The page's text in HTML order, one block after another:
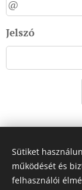
Jelszó
Sütiket
működését és
felhasználói